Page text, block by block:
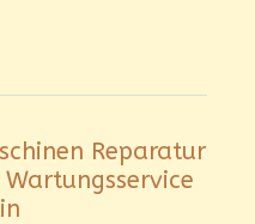
Reparatur